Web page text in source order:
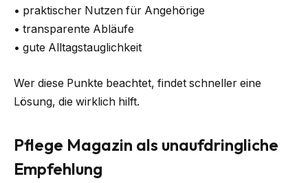
• praktischer Nutzen für Angehörige
• transparente Abläufe
• gute Alltagstauglichkeit
Wer diese Punkte beachtet, findet schneller eine
Lösung, die wirklich hilft.
Pflege Magazin als unaufdringliche
Empfehlung